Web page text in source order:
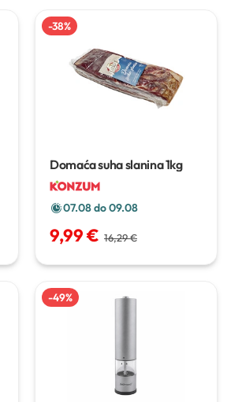
-38%
Domaća suha slanina1kg
07.08 do 09.08
9,99 € 16,29 €
-49%